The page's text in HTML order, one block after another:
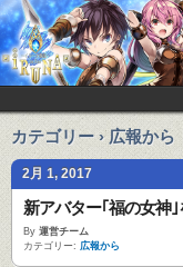
カテゴリー › 広報から
2月 1, 2017
新アバター｢福の女神
By 運営チーム
カテゴリー: 広報から